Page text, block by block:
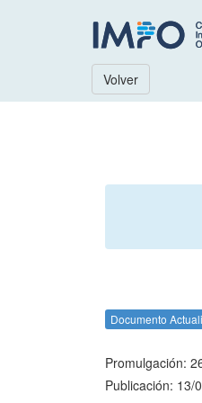
Volver
Documento
Promulgación:
Publicación: 13/